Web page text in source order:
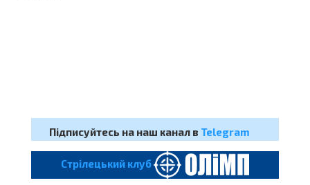
Підписуйтесь на наш канал в Telegram
Cтрілецький клуб